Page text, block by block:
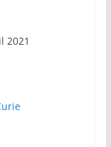
2021